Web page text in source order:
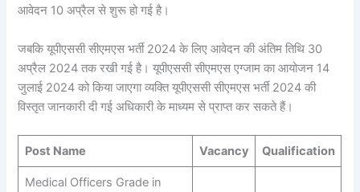
आवेदन 10 अप्रैल से शुरू हो गई है।
जबकि यूपीएससी सीएमएस भर्ती 2024 के लिए आवेदन की अंतिम तिथि 30
अप्रैल 2024 तक रखी गई है। यूपीएससी सीएमएस एग्जाम का आयोजन 14
जुलाई 2024 को किया जाएगा व्यक्ति यूपीएससी सीएमएस भर्ती 2024 की
विस्तृत जानकारी दी गई अधिकारी के माध्यम से प्राप्त कर सकते हैं।
Post Name Vacancy Qualification
Medical Officers Grade in